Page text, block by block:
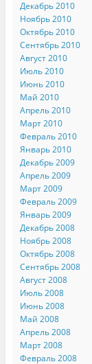
Декабрь 2010
Ноябрь 2010
Октябрь 2010
Сентябрь 2010
Август 2010
Июль 2010
Июнь 2010
Май 2010
Апрель 2010
Март 2010
Февраль 2010
Январь 2010
Декабрь 2009
Апрель 2009
Март 2009
Февраль 2009
Январь 2009
Декабрь 2008
Ноябрь 2008
Октябрь 2008
Сентябрь 2008
Август 2008
Июль 2008
Июнь 2008
Май 2008
Апрель 2008
Март 2008
Февраль 2008